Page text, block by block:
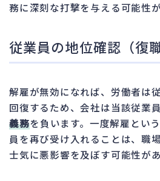
務に深刻な打撃を与える可能性が
従業員の地位確認（復職
解雇が無効になれば、労働者は
回復するため、会社は当該従業
義務を負います。一度解雇とい
員を再び受け入れることは、職
士気に悪影響を及ぼす可能性があ